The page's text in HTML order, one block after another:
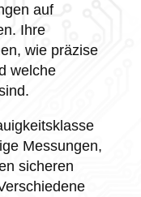
auf
Ihre
wie präzise
welche
Messungen,
sicheren